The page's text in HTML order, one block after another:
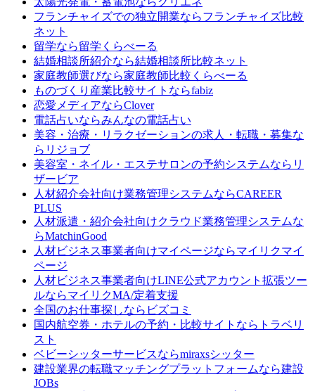
フランチャイズでの独立開業ならフランチャイズ比較
ネット
留学なら留学くらべーる
結婚相談所紹介なら結婚相談所比較ネット
家庭教師選びなら家庭教師比較くらべーる
ものづくり産業比較サイトならfabiz
恋愛メディアならClover
電話占いならみんなの電話占い
美容・治療・リラクゼーションの求人・転職・募集な
ら リジョブ
美容室・ネイル・エステサロンの予約システムなら リ
ザービア
人材紹介会社向け業務管理システムならCAREER
PLUS
人材派遣・紹介会社向けクラウド業務管理システムな
らMatchinGood
人材ビジネス事業者向けマイページならマイリクマイ
ページ
人材ビジネス事業者向けLINE公式アカウント拡張ツー
ルならマイリクMA/定着支援
全国のお仕事探しなら ビズコミ
国内航空券・ホテルの予約・比較サイトなら トラベリ
スト
ベビーシッターサービスならmiraxsシッター
建設業界の転職マッチングプラットフォームなら建設
JOBs